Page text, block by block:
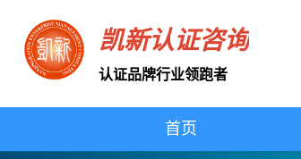
凯新认证咨询
认证品牌行业领跑者
首页